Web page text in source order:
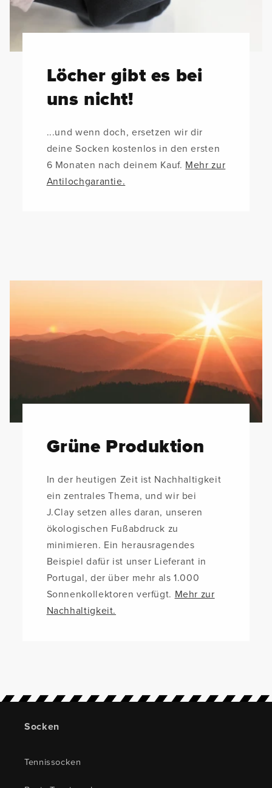
Löcher gibt es bei
uns nicht!
...und wenn doch, ersetzen wir dir
deine Socken kostenlos in den ersten
6 Monaten nach deinem Kauf. Mehr zur
Antilochgarantie.
Grüne Produktion
In der heutigen Zeit ist Nachhaltigkeit
ein zentrales Thema, und wir bei
J.Clay setzen alles daran, unseren
ökologischen Fußabdruck zu
minimieren. Ein herausragendes
Beispiel dafür ist unser Lieferant in
Portugal, der über mehr als 1.000
Sonnenkollektoren verfügt. Mehr zur
Nachhaltigkeit.
Socken
Tennissocken